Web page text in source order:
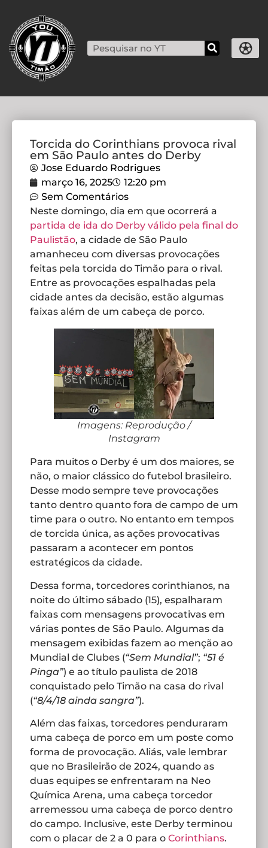
Torcida do Corinthians provoca rival
em São Paulo antes do Derby
Jose Eduardo Rodrigues
março 16, 2025
12:20 pm
Sem Comentários
Neste domingo, dia em que ocorrerá a
partida de ida do Derby válido pela final do
Paulistão, a cidade de São Paulo
amanheceu com diversas provocações
feitas pela torcida do Timão para o rival.
Entre as provocações espalhadas pela
cidade antes da decisão, estão algumas
faixas além de um cabeça de porco.
Imagens: Reprodução /
Instagram
Para muitos o Derby é um dos maiores, se
não, o maior clássico do futebol brasileiro.
Desse modo sempre teve provocações
tanto dentro quanto fora de campo de um
time para o outro. No entanto em tempos
de torcida única, as ações provocativas
passaram a acontecer em pontos
estratégicos da cidade.
Dessa forma, torcedores corinthianos, na
noite do último sábado (15), espalharam
faixas com mensagens provocativas em
várias pontes de São Paulo. Algumas da
mensagem exibidas fazem ao menção ao
Mundial de Clubes (“Sem Mundial”; “51 é
Pinga”) e ao título paulista de 2018
conquistado pelo Timão na casa do rival
(“8/4/18 ainda sangra”).
Além das faixas, torcedores penduraram
uma cabeça de porco em um poste como
forma de provocação. Aliás, vale lembrar
que no Brasileirão de 2024, quando as
duas equipes se enfrentaram na Neo
Química Arena, uma cabeça torcedor
arremessou uma cabeça de porco dentro
do campo. Inclusive, este Derby terminou
com o placar de 2 a 0 para o Corinthians.